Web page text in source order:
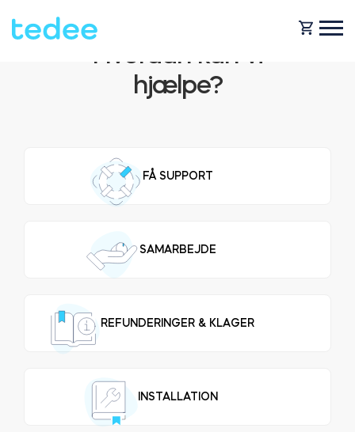
HVORDAN VIRKER DET?
For forretning
Udlejning
Integrationer
Tedee GO
Tedee GO2
Tedee PRO
BLOG
hjælpe?
FÅ SUPPORT
SAMARBEJDE
REFUNDERINGER & KLAGER
INSTALLATION